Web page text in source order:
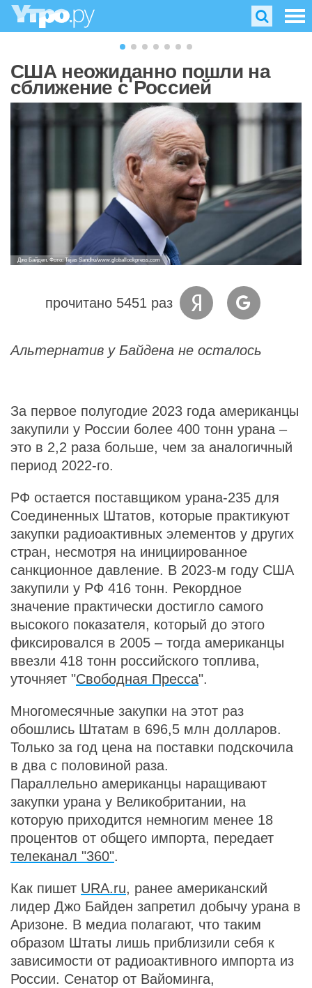
США неожиданно пошли на
сближение с Россией
Джо Байден. Фото: Tejas Sandhu/www.globallookpress.com
прочитано 5451 раз
Альтернатив у Байдена не осталось
За первое полугодие 2023 года американцы
закупили у России более 400 тонн урана –
это в 2,2 раза больше, чем за аналогичный
период 2022-го.
РФ остается поставщиком урана-235 для
Соединенных Штатов, которые практикуют
закупки радиоактивных элементов у других
стран, несмотря на инициированное
санкционное давление. В 2023-м году США
закупили у РФ 416 тонн. Рекордное
значение практически достигло самого
высокого показателя, который до этого
фиксировался в 2005 – тогда американцы
ввезли 418 тонн российского топлива,
уточняет "Свободная Пресса".
Многомесячные закупки на этот раз
обошлись Штатам в 696,5 млн долларов.
Только за год цена на поставки подскочила
в два с половиной раза.
Параллельно американцы наращивают
закупки урана у Великобритании, на
которую приходится немногим менее 18
процентов от общего импорта, передает
телеканал "360".
Как пишет URA.ru, ранее американский
лидер Джо Байден запретил добычу урана в
Аризоне. В медиа полагают, что таким
образом Штаты лишь приблизили себя к
зависимости от радиоактивного импорта из
России. Сенатор от Вайоминга,